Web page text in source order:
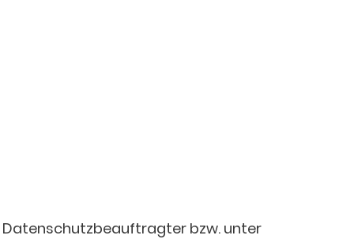
Datenschutzbeauftragter bzw. unter